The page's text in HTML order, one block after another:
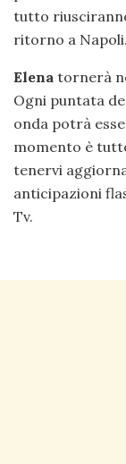
tutto
ritorno a Napoli.
Elena tornerà
Ogni puntata
onda potrà
momento è
tenervi
anticipazioni
Tv.